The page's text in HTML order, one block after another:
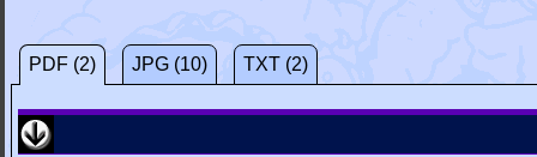
PDF (2) JPG (10) TXT (2)